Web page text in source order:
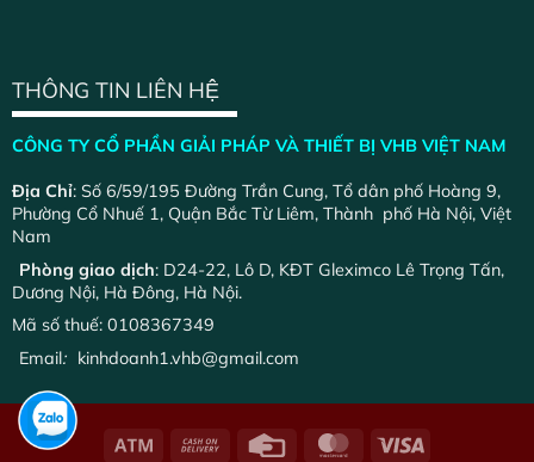
THÔNG TIN LIÊN HỆ
CÔNG TY CỔ PHẦN GIẢI PHÁP VÀ THIẾT BỊ VHB VIỆT NAM
Địa Chỉ: Số 6/59/195 Đường Trần Cung, Tổ dân phố Hoàng 9,
Phường Cổ Nhuế 1, Quận Bắc Từ Liêm, Thành phố Hà Nội, Việt
Nam
Phòng giao dịch: D24-22, Lô D, KĐT Gleximco Lê Trọng Tấn,
Dương Nội, Hà Đông, Hà Nội.
Mã số thuế: 0108367349
Email: kinhdoanh1.vhb@gmail.com